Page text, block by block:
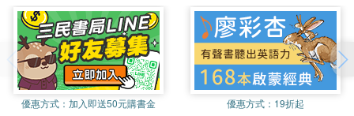
優惠方式： 加入即送50元購書金 優惠方式： 19折起